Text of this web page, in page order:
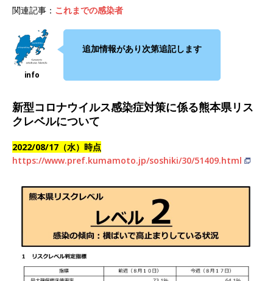
関連記事： これまでの感染者
追加情報があり次第追記します
新型コロナウイルス感染症対策に係る熊本県リス
クレベルについて
2022/08/17（水）時点
https://www.pref.kumamoto.jp/soshiki/30/51409.html